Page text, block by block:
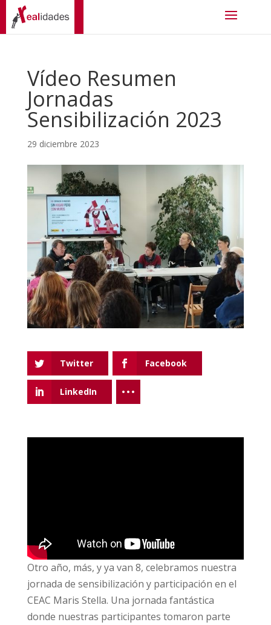
Vídeo Resumen
Jornadas
Sensibilización 2023
29 diciembre 2023
Twitter Facebook
LinkedIn
Otro año, más, y ya van 8, celebramos nuestra
jornada de sensibilización y participación en el
CEAC Maris Stella. Una jornada fantástica
donde nuestras participantes tomaron parte